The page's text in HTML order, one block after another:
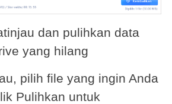
dan pulihkan data
yang hilang
pilih file yang ingin Anda
Pulihkan untuk